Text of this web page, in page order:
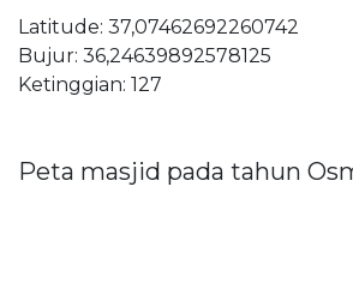
Latitude: 37,07462692260742
Bujur: 36,24639892578125
Ketinggian: 127
Peta masjid pada tahun